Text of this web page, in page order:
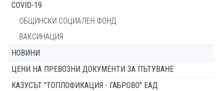
COVID-19
ОБЩИНСКИ СОЦИАЛЕН ФОНД
ВАКСИНАЦИЯ
НОВИНИ
ЦЕНИ НА ПРЕВОЗНИ ДОКУМЕНТИ ЗА ПЪТУВАНЕ
КАЗУСЪТ "ТОПЛОФИКАЦИЯ - ГАБРОВО" ЕАД